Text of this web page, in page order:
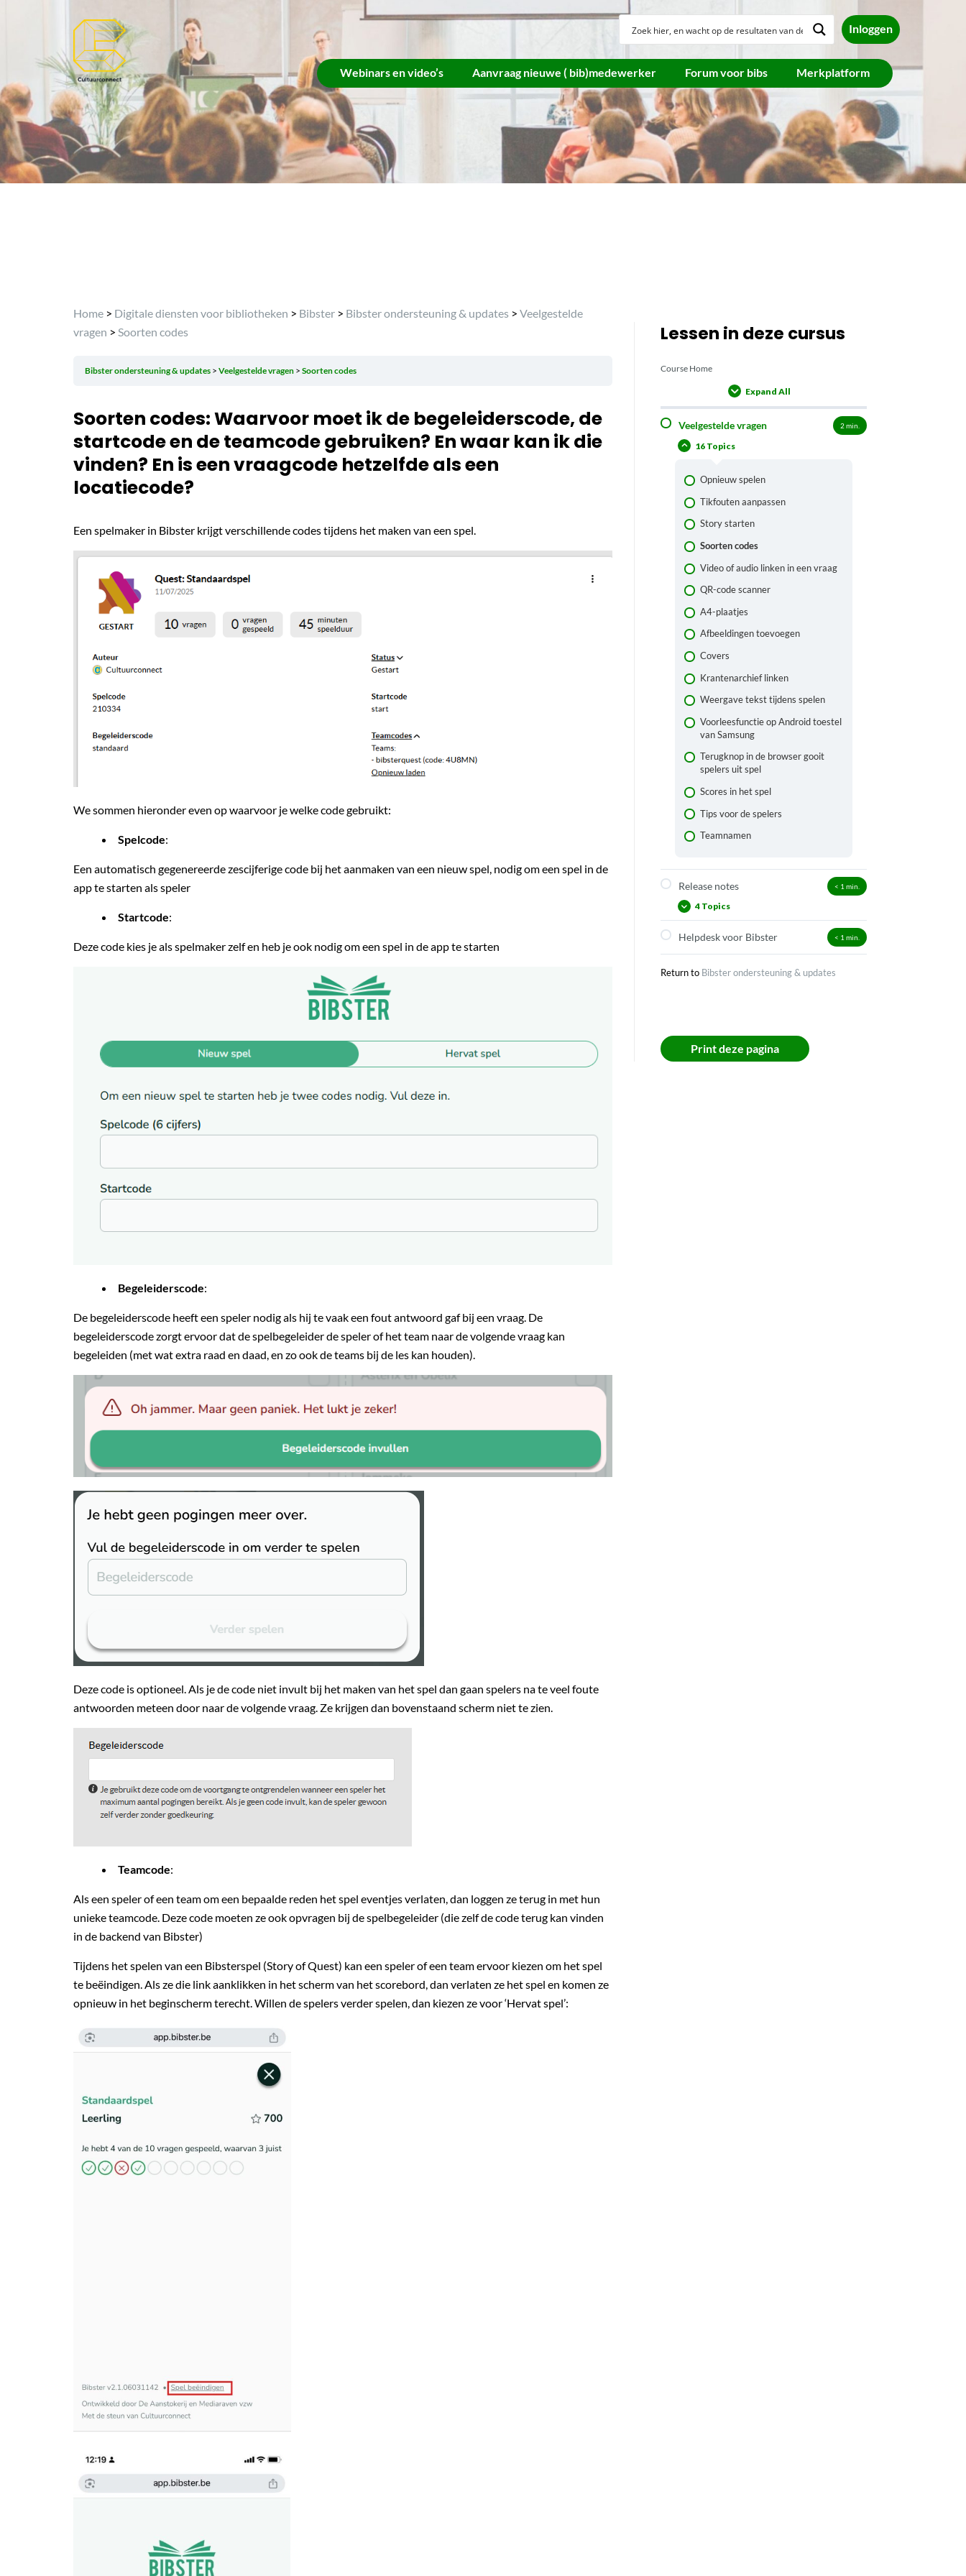
Inloggen
Webinars en video’s Aanvraag nieuwe ( bib)medewerker Forum voor bibs Merkplatform
Home > Digitale diensten voor bibliotheken > Bibster > Bibster ondersteuning & updates > Veelgestelde
vragen > Soorten codes
Bibster ondersteuning & updates Veelgestelde vragen Soorten codes
Soorten codes: Waarvoor moet ik de begeleiderscode, de
startcode en de teamcode gebruiken? En waar kan ik die
vinden? En is een vraagcode hetzelfde als een
locatiecode?
Een spelmaker in Bibster krijgt verschillende codes tijdens het maken van een spel.
We sommen hieronder even op waarvoor je welke code gebruikt:
Spelcode:
Een automatisch gegenereerde zescijferige code bij het aanmaken van een nieuw spel, nodig om een spel in de
app te starten als speler
Startcode:
Deze code kies je als spelmaker zelf en heb je ook nodig om een spel in de app te starten
Begeleiderscode:
De begeleiderscode heeft een speler nodig als hij te vaak een fout antwoord gaf bij een vraag. De
begeleiderscode zorgt ervoor dat de spelbegeleider de speler of het team naar de volgende vraag kan
begeleiden (met wat extra raad en daad, en zo ook de teams bij de les kan houden).
Deze code is optioneel. Als je de code niet invult bij het maken van het spel dan gaan spelers na te veel foute
antwoorden meteen door naar de volgende vraag. Ze krijgen dan bovenstaand scherm niet te zien.
Teamcode:
Als een speler of een team om een bepaalde reden het spel eventjes verlaten, dan loggen ze terug in met hun
unieke teamcode. Deze code moeten ze ook opvragen bij de spelbegeleider (die zelf de code terug kan vinden
in de backend van Bibster)
Tijdens het spelen van een Bibsterspel (Story of Quest) kan een speler of een team ervoor kiezen om het spel
te beëindigen. Als ze die link aanklikken in het scherm van het scorebord, dan verlaten ze het spel en komen ze
opnieuw in het beginscherm terecht. Willen de spelers verder spelen, dan kiezen ze voor ‘Hervat spel’:
Lessen in deze cursus
Course Home
Expand All
Lessons
Veelgestelde vragen 2 min.
16 Topics
Opnieuw spelen
Tikfouten aanpassen
Story starten
Soorten codes
Video of audio linken in een vraag
QR-code scanner
A4-plaatjes
Afbeeldingen toevoegen
Covers
Krantenarchief linken
Weergave tekst tijdens spelen
Voorleesfunctie op Android toestel
van Samsung
Terugknop in de browser gooit
spelers uit spel
Scores in het spel
Tips voor de spelers
Teamnamen
Release notes < 1 min.
4 Topics
16 juni 2026
Helpdesk voor Bibster < 1 min.
Return to Bibster ondersteuning & updates
Print deze pagina